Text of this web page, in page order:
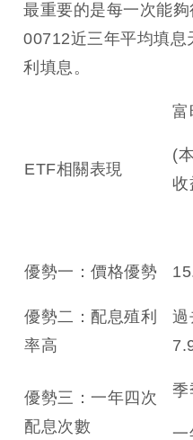
最重要的是每一次能
00712近三年平均填
利填息。
ETF相關表現
富
(
收
優勢一：價格優勢
優勢二：配息殖利
率高
過
優勢三：一年四次
配息次數
季
一